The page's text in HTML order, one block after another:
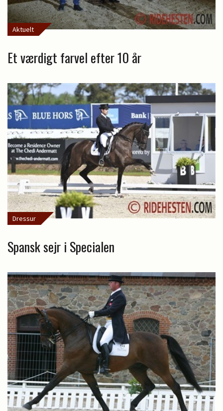
Aktuelt
Et værdigt farvel efter 10 år
Dressur
Spansk sejr i Specialen